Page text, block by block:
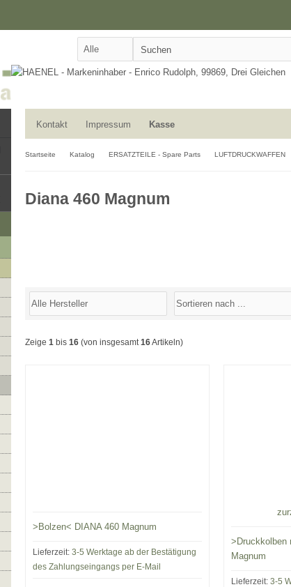
Kontakt Impressum Kasse
Startseite Katalog ERSATZTEILE - Spare Parts LUFTDRUCKWAFFEN
Diana 460 Magnum
Zeige 1 bis 16 (von insgesamt16Artikeln)
>Bolzen< DIANA 460 Magnum
Lieferzeit: 3-5 Werktage ab der Bestätigung
des Zahlungseingangs per E-Mail
>Druckkolben
Magnum
Lieferzeit: 3-5